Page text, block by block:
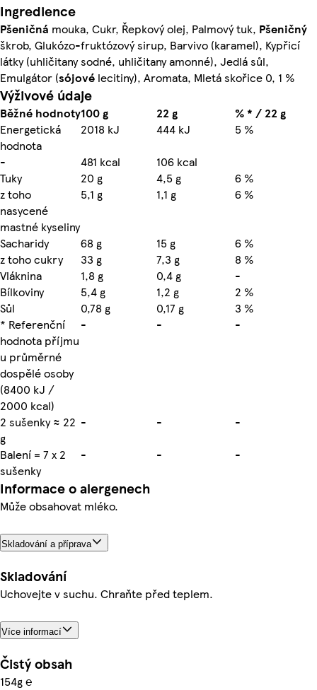
Ingredience
Pšeničná mouka, Cukr, Řepkový olej, Palmový tuk, Pšeničný
škrob, Glukózo-fruktózový sirup, Barvivo (karamel), Kypřicí
látky (uhličitany sodné, uhličitany amonné), Jedlá sůl,
Emulgátor (sójové lecitiny), Aromata, Mletá skořice 0, 1 %
Výživové údaje
Běžné hodnoty100 g 22 g
% * / 22 g
Energetická
hodnota
2018 kJ 444 kJ
5 %
-
481 kcal
106 kcal
Tuky
20 g 4,5 g
6 %
z toho
nasycené
mastné kyseliny
5,1 g 1,1 g 6 %
Sacharidy 68 g 15 g
6 %
z toho cukry
33 g 7,3 g
8 %
Vláknina
1,8 g 0,4 g
-
Bílkoviny
5,4 g 1,2 g
2 %
Sůl
0,78 g 0,17 g
3 %
* Referenční
hodnota příjmu
u průměrné
dospělé osoby
(8400 kJ /
2000 kcal)
- - -
2 sušenky ≈ 22
g
- -
-
Balení = 7 x 2
sušenky
- - -
Informace o alergenech
Může obsahovat mléko.
Skladování a příprava
Skladování
Uchovejte v suchu. Chraňte před teplem.
Více informací
Čistý obsah
154g ℮